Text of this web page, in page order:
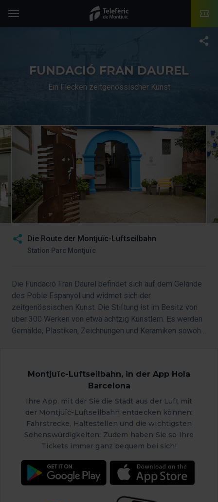
TMB-OCI
FUNDACIÓ FRAN DAUREL
Ein Flecken zeitgenössischer Kunst
Die Route der Montjuïc-Luftseilbahn
Station Parc Montjuïc
Die Fundació Fran Daurel befindet sich auf dem Gelände
des Poble Espanyol und widmet sich der
zeitgenössischen Kunst. Die Stiftung ist im Besitz von
über 300 Werken von etwa achtzig Künstlern. Es werden
Gemälde, Plastiken, Zeichnungen und Keramiken sowohl
Konzeptkunst.
Montjuïc-Luftseilbahn, in der App Hola
Barcelona
Ihre App, mit der Sie die Stadt aus der Luft mit
der Montjuïc-Luftseilbahn entdecken können:
Fahrstrecke, Haltestellen und die wichtigsten
Sehenswürdigkeiten. Zudem haben Sie so Ihre
Tickets immer ganz bequem bei sich!